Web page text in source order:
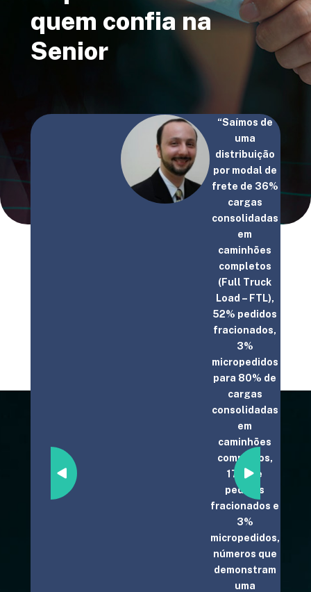
quem confia na
Senior
as
“Saímos de
uma
distribuição
por modal de
frete de 36%
cargas
consolidadas
em
caminhões
completos
(Full Truck
Load – FTL),
52% pedidos
fracionados,
3%
micropedidos
para 80% de
cargas
consolidadas
em
caminhões
completos,
17% de
pedidos
fracionados e
3%
micropedidos,
números que
demonstram
uma